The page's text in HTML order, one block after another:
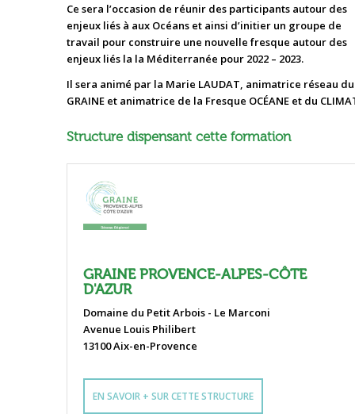
Ce sera l’occasion de réunir des participants autour des
enjeux liés à aux Océans et ainsi d’initier un groupe de
travail pour construire une nouvelle fresque autour des
enjeux liés la la Méditerranée pour 2022 – 2023.
Il sera animé par la Marie LAUDAT, animatrice réseau du
GRAINE et animatrice de la Fresque OCÉANE et du
Structure dispensant cette formation
GRAINE PROVENCE-ALPES-CÔTE
D'AZUR
Domaine du Petit Arbois - Le Marconi
Avenue Louis Philibert
13100 Aix-en-Provence
EN SAVOIR + SUR CETTE STRUCTURE